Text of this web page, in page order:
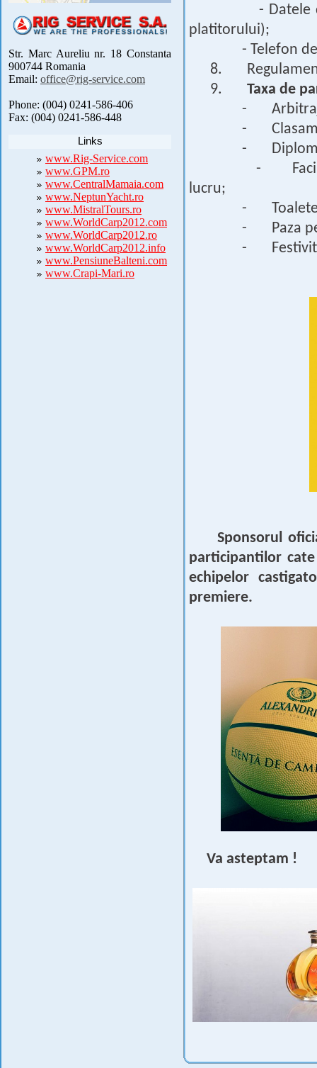
Str. Marc Aureliu nr. 18 Constanta
900744 Romania
Email: office@rig-service.com
Phone: (004) 0241-586-406
Fax: (004) 0241-586-448
Links
www.Rig-Service.com
www.GPM.ro
www.CentralMamaia.com
www.NeptunYacht.ro
www.MistralTours.ro
www.WorldCarp2012.com
www.WorldCarp2012.ro
www.WorldCarp2012.info
www.PensiuneBalteni.com
www.Crapi-Mari.ro
- Datele
platitorului);
- Telefon
8.
9. Taxa de
-
-
- Diplome
-
lucru;
- Toalete
- Paza
-
Sponsorul
participantilor
echipelor
premiere.
Va asteptam !